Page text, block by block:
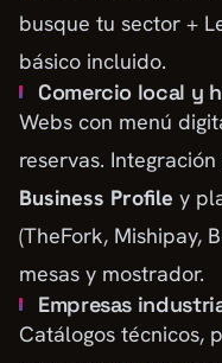
busque tu sector +
básico incluido.
Comercio local y
Webs con menú
reservas. Integración
Business Profile y
(TheFork, Mishipay,
mesas y mostrador.
Empresas
Catálogos técnicos,